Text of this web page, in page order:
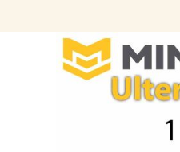
Bildergalerie überspringen